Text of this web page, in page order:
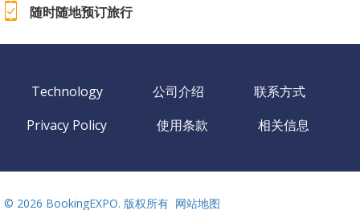
随时随地预订旅行
Technology 公司介绍
联系方式
Privacy Policy
使用条款 相关信息
© 2026 BookingEXPO. 版权所有 网站地图